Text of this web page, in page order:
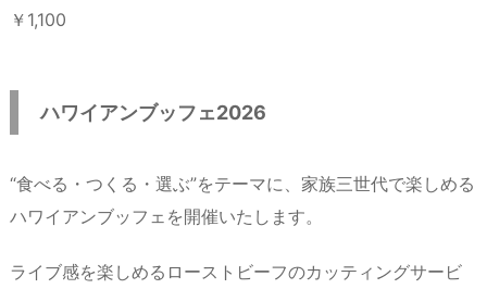
￥1,100
ハワイアンブッフェ2026
“食べる・つくる・選ぶ”をテーマに、家族三世代で楽しめる
ハワイアンブッフェを開催いたします。
ライブ感を楽しめるローストビーフのカッティングサービ